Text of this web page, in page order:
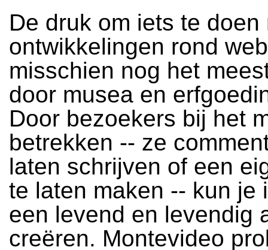
De druk om iets te doen
ontwikkelingen rond
misschien nog het
door musea en
Door bezoekers bij het
betrekken -- ze
laten schrijven of een
te laten maken -- kun je
een levend en levendig
creëren. Montevideo